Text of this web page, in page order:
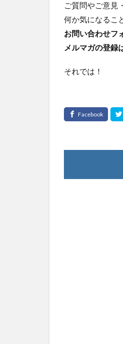
ご質問やご意見
何か気になるこ
お問い合わせフ
メルマガの登録
それでは！